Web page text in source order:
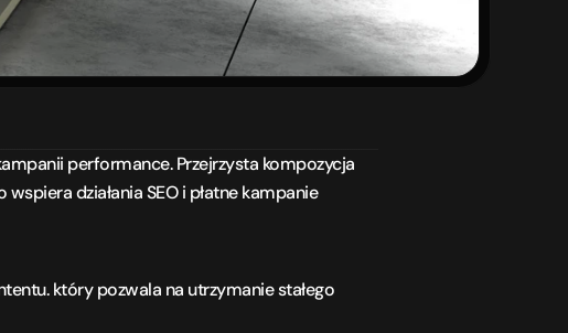
performance. Przejrzysta kompozycja
działania SEO i płatne kampanie
który pozwala na utrzymanie stałego